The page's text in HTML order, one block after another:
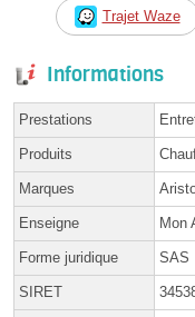
Trajet Waze
Informations
Prestations
Produits
Marques
Enseigne Mon
Forme juridique SAS
SIRET